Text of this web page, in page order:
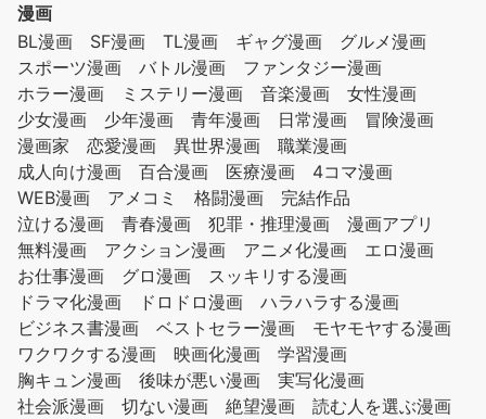
漫画
BL漫画
SF漫画 TL漫画 ギャグ漫画
グルメ漫画
スポーツ漫画
バトル漫画
ファンタジー漫画
ホラー漫画
ミステリー漫画 音楽漫画
女性漫画
少女漫画
少年漫画 青年漫画 日常漫画
冒険漫画
漫画家
恋愛漫画 異世界漫画
職業漫画
成人向け漫画
百合漫画 医療漫画
4コマ漫画
WEB漫画
アメコミ 格闘漫画
完結作品
泣ける漫画
青春漫画 犯罪・推理漫画
漫画アプリ
無料漫画
アクション漫画 アニメ化漫画
エロ漫画
お仕事漫画
グロ漫画
スッキリする漫画
ドラマ化漫画
ドロドロ漫画
ハラハラする漫画
ビジネス書漫画
ベストセラー漫画
モヤモヤする漫画
ワクワクする漫画
映画化漫画
学習漫画
胸キュン漫画
後味が悪い漫画
実写化漫画
社会派漫画
切ない漫画 絶望漫画
読む人を選ぶ漫画